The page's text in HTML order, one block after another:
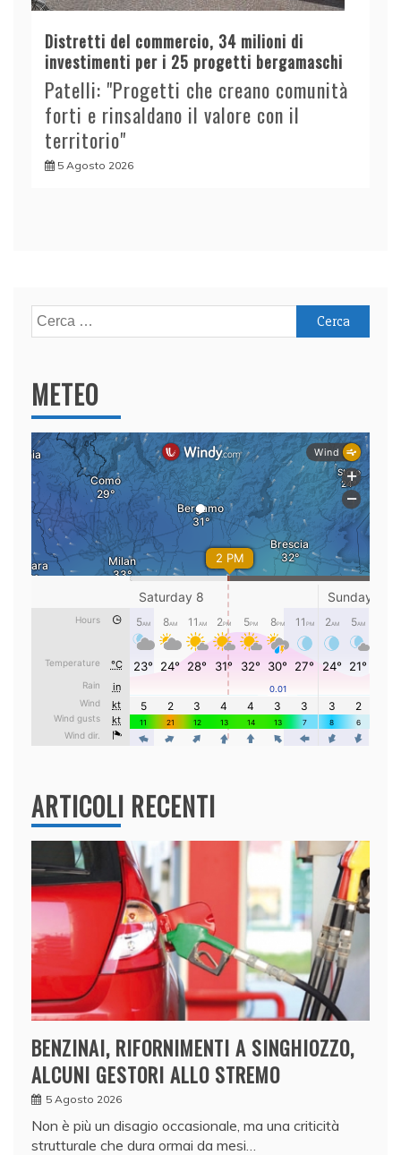
Distretti del commercio, 34 milioni di
investimenti per i 25 progetti bergamaschi
Patelli: "Progetti che creano comunità
forti e rinsaldano il valore con il
territorio"
5 Agosto 2026
Ricerca
per:
METEO
ARTICOLI RECENTI
BENZINAI, RIFORNIMENTI A SINGHIOZZO,
ALCUNI GESTORI ALLO STREMO
5 Agosto 2026
Non è più un disagio occasionale, ma una criticità
strutturale che dura ormai da mesi…